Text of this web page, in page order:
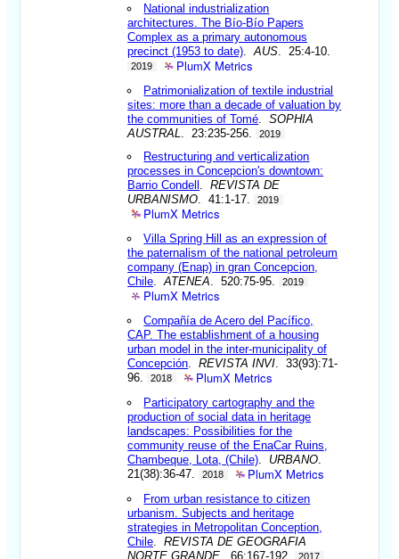
National industrialization
architectures. The Bío-Bío Papers
Complex as a primary autonomous
precinct (1953 to date) .AUS . 25:4-10.
2019 PlumX Metrics
Patrimonialization of textile industrial
sites: more than a decade of valuation by
the communities of Tomé .SOPHIA
AUSTRAL
. 23:235-256. 2019
Restructuring and verticalization
processes in Concepcion's downtown:
Barrio Condell
.REVISTA DE
URBANISMO . 41:1-17. 2019
PlumX Metrics
Villa Spring Hill as an expression of
the paternalism of the national petroleum
company (Enap) in gran Concepcion,
Chile .ATENEA . 520:75-95. 2019
PlumX Metrics
Compañía de Acero del Pacífico,
CAP. The establishment of a housing
urban model in the inter-municipality of
Concepción .REVISTA INVI . 33(93):71-
96.
2018 PlumX Metrics
Participatory cartography and the
production of social data in heritage
landscapes: Possibilities for the
community reuse of the EnaCar Ruins,
Chambeque, Lota, (Chile)
URBANO
21(38):36-47.
2018 PlumX Metrics
From urban resistance to citizen
urbanism. Subjects and heritage
strategies in Metropolitan Conception,
Chile .REVISTA DE GEOGRAFIA
NORTE GRANDE . 66:167-192. 2017